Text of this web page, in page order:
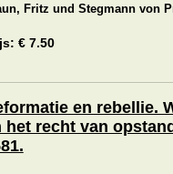
Fritz und Stegmann von
€ 7.50
en rebellie.
het recht van